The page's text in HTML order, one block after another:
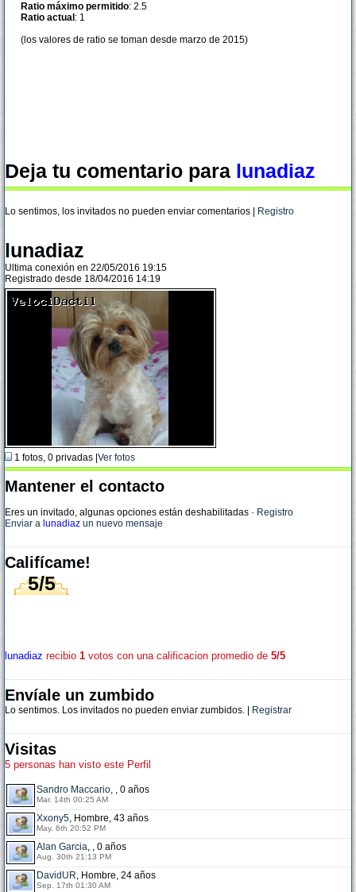
Ratio máximo permitido: 2.5
Ratio actual : 1
(los valores de ratio se toman desde marzo de 2015)
Deja tu comentario para lunadiaz
Lo sentimos, los invitados no pueden enviar comentarios | Registro
lunadiaz
Ultima conexión en 22/05/2016 19:15
Registrado desde 18/04/2016 14:19
1 fotos, 0 privadas | Ver fotos
Mantener el contacto
Eres un invitado, algunas opciones están deshabilitadas · Registro
Enviar a lunadiaz un nuevo mensaje
Califícame!
5/5
lunadiaz recibio 1 votos con una calificacion promedio de 5/5
Envíale un zumbido
Lo sentimos. Los invitados no pueden enviar zumbidos. | Registrar
Visitas
5 personas han visto este Perfil
Sandro Maccario, , 0 años
Mar. 14th 00:25 AM
Xxony5, Hombre, 43 años
May. 6th 20:52 PM
Alan Garcia, , 0 años
Aug. 30th 21:13 PM
DavidUR, Hombre, 24 años
Sep. 17th 01:30 AM